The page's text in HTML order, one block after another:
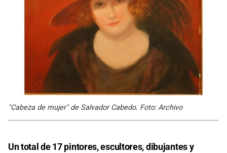
"Cabeza de mujer" de Salvador Cabedo. Foto: Archivo
Un total de 17 pintores, escultores, dibujantes y